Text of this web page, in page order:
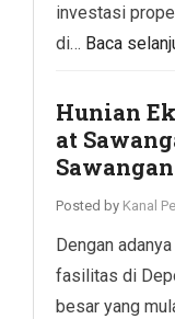
investasi
di… Baca
Hunian
at
Sawangan
Posted by Kanal
Dengan
fasilitas di
besar yang